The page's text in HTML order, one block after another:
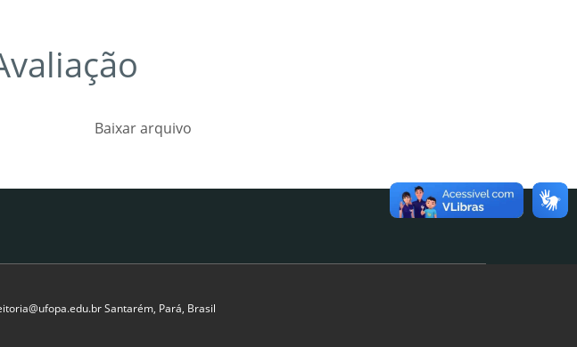
Baixar arquivo
Santarém, Pará, Brasil